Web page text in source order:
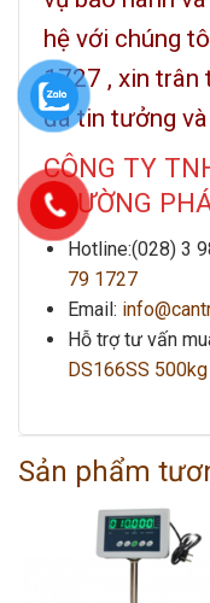
hệ với chúng
1727 , xin trân
đã tin tưởng
CÔNG TY
TRƯỜNG
Hotline:(028) 3
79 1727
Email:
Hỗ trợ tư vấn
DS166SS 500kg
Sản phẩm